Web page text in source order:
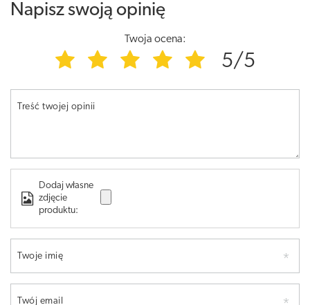
Napisz swoją opinię
Twoja ocena:
5/5
Treść twojej opinii
Dodaj własne
zdjęcie
produktu:
Twoje imię
Twój email